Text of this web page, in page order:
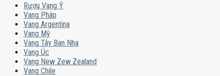
Rượu Vang Ý
Vang Pháp
Vang Argentina
Vang Mỹ
Vang Tây Ban Nha
Vang Úc
Vang New Zew Zealand
Vang Chile